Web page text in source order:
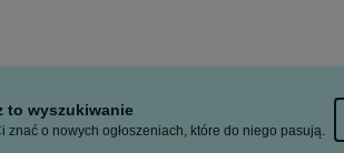
to wyszukiwanie
znać o nowych ogłoszeniach, które do niego pasują.